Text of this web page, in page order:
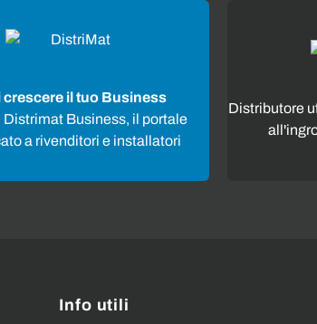
crescere il tuo Business
Distrimat Business, il portale
a rivenditori e installatori
Distributore
Info utili